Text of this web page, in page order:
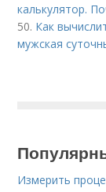
калькулятор.
50. Как
мужская
Измерить